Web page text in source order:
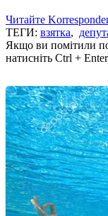
Читайте
ТЕГИ: взятка,
Якщо ви помітили
натисніть Ctrl +